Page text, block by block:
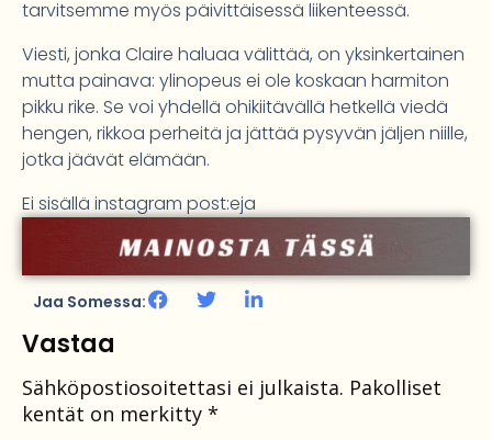
tarvitsemme myös päivittäisessä liikenteessä.
Viesti, jonka Claire haluaa välittää, on yksinkertainen
mutta painava: ylinopeus ei ole koskaan harmiton
pikku rike. Se voi yhdellä ohikiitävällä hetkellä viedä
hengen, rikkoa perheitä ja jättää pysyvän jäljen niille,
jotka jäävät elämään.
Ei sisällä instagram post:eja
Jaa Somessa:
Vastaa
Sähköpostiosoitettasi ei julkaista. Pakolliset
kentät on merkitty *